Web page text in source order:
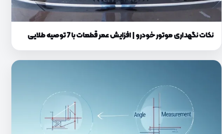
نکات نگهداری موتور خودرو | افزایش عمر قطعات با 7 توصیه طلایی